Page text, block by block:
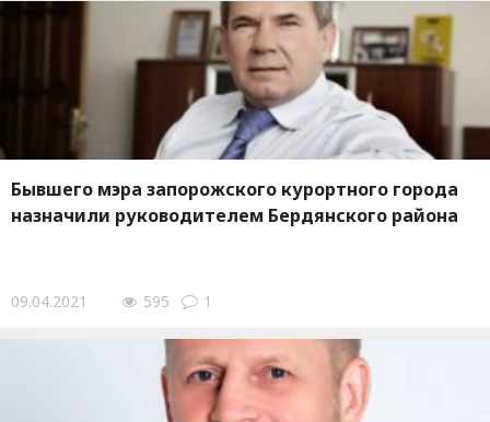
Бывшего мэра запорожского курортного города
назначили руководителем Бердянского района
09.04.2021 595 1